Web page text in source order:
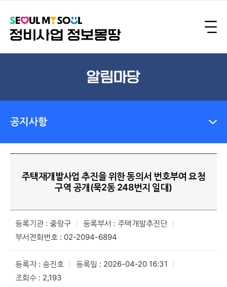
알림마당
공지사항
주택재개발사업 추진을 위한 동의서 번호부여 요청
구역 공개(묵2동 248번지 일대)
등록기관 : 중랑구
등록부서 : 주택개발추진단
부서전화번호 : 02-2094-6894
등록자 : 송진호
등록일 : 2026-04-20 16:31
조회수 : 2,193